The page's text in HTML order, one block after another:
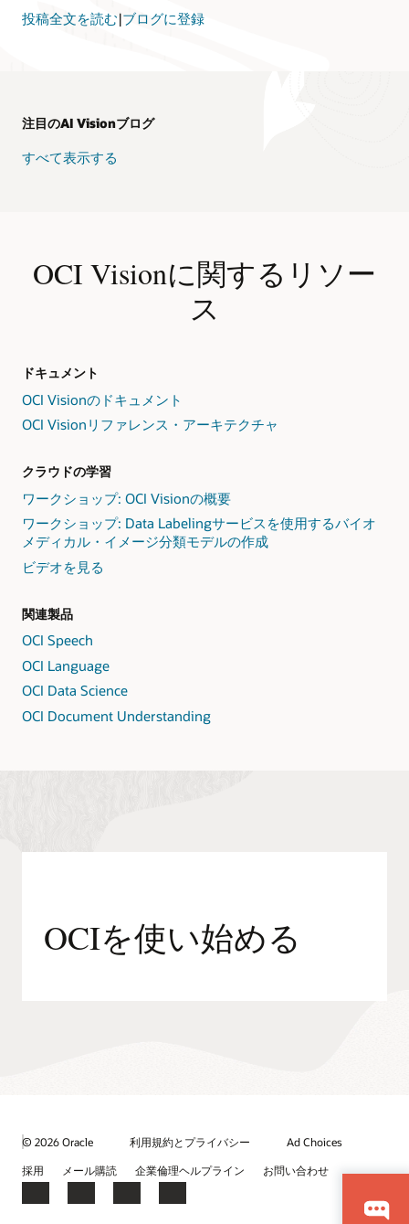
ズ
お
様
ー
他
の
OCI
サ
ス
と
合
し
ま
投稿全文を読む|ブログに登録
注目のAI Visionブログ
すべて表示する
OCI Visionに関するリソー
ス
ドキュメント
OCI Visionのドキュメント
OCI Visionリファレンス・アーキテクチャ
クラウドの学習
ワークショップ: OCI Visionの概要
ワークショップ: Data Labelingサービスを使用するバイオ
メディカル・イメージ分類モデルの作成
ビデオを見る
関連製品
OCI Speech
OCI Language
OCI Data Science
OCI Document Understanding
OCIを使い始める
© 2026 Oracle 利用規約とプライバシー
Ad Choices
採用
メール購読 企業倫理ヘルプライン お問い合わせ
Facebook
X LinkedInYouTube